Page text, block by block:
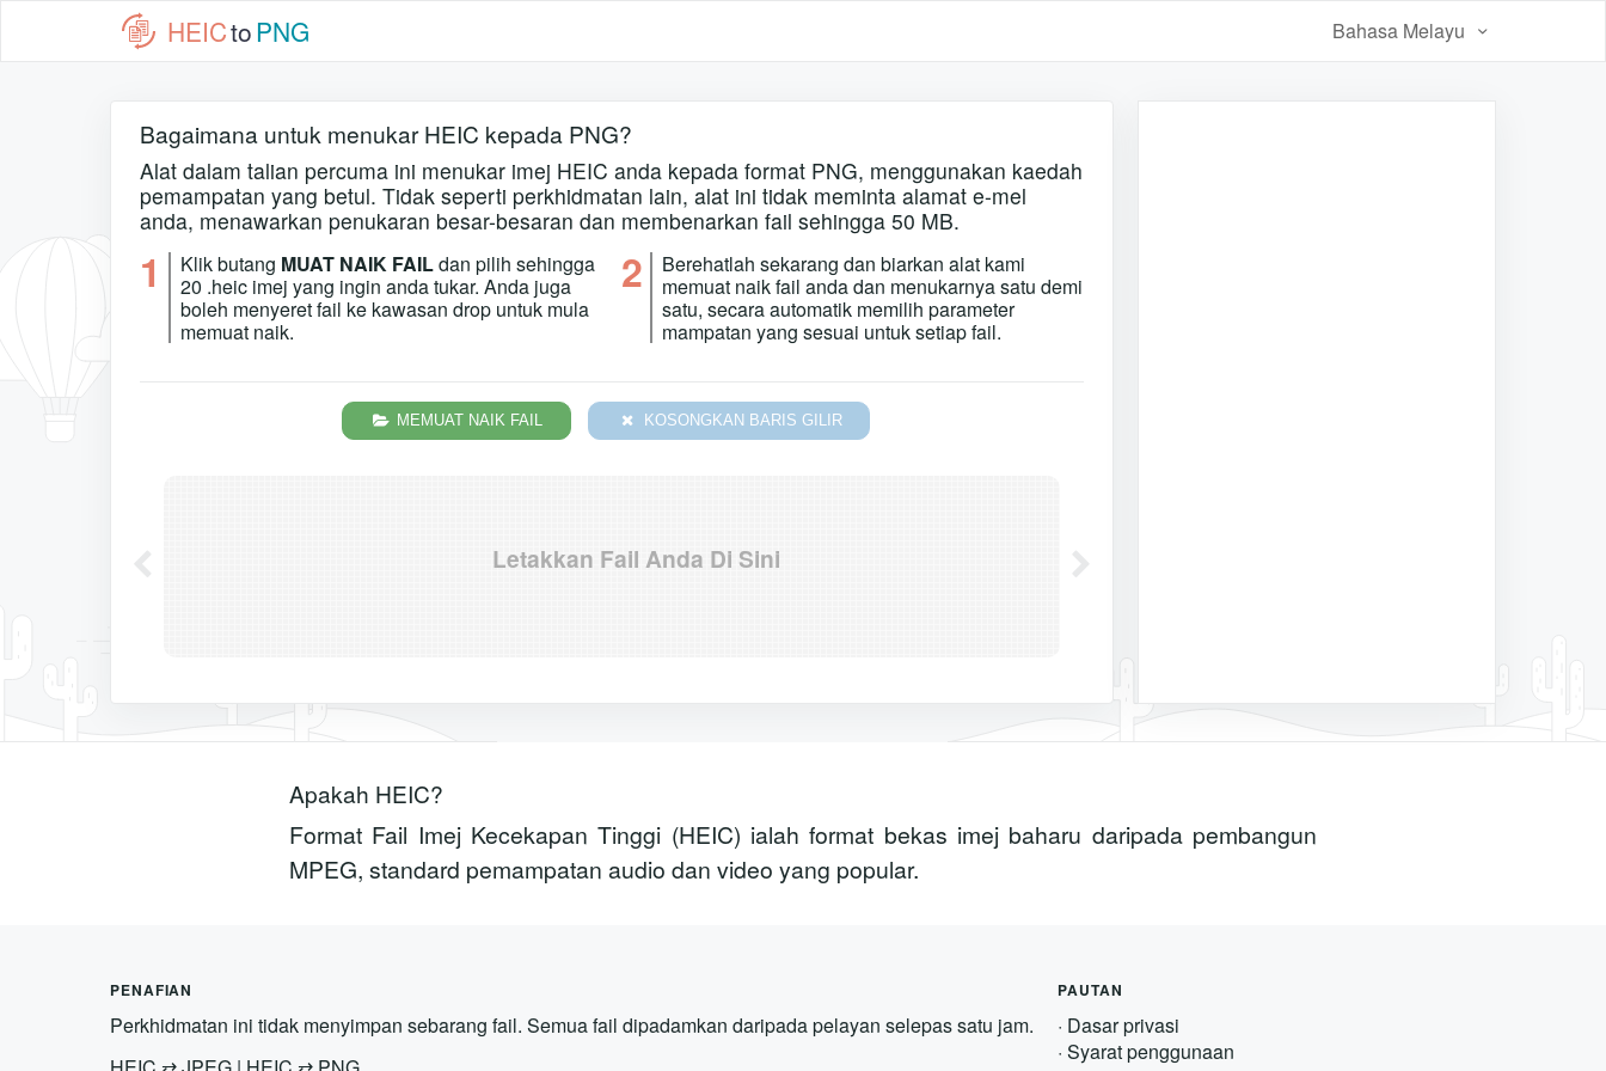
HEICto PNG Bahasa Melayu
Bagaimana untuk menukar HEIC kepada PNG?
Alat dalam talian percuma ini menukar imej HEIC anda kepada format PNG, menggunakan kaedah
pemampatan yang betul. Tidak seperti perkhidmatan lain, alat ini tidak meminta alamat e-mel
anda, menawarkan penukaran besar-besaran dan membenarkan fail sehingga 50 MB.
1 Klik butang MUAT NAIK FAILdan pilih sehingga
20 .heic imej yang ingin anda tukar. Anda juga
boleh menyeret fail ke kawasan drop untuk mula
memuat naik.
2
Berehatlah sekarang dan biarkan alat kami
memuat naik fail anda dan menukarnya satu demi
satu, secara automatik memilih parameter
mampatan yang sesuai untuk setiap fail.
MEMUAT NAIK FAIL KOSONGKAN BARIS GILIR
Letakkan Fail Anda Di Sini
Apakah HEIC?
Format Fail Imej Kecekapan Tinggi (HEIC) ialah format bekas imej baharu daripada pembangun
MPEG, standard pemampatan audio dan video yang popular.
PENAFIAN
Perkhidmatan ini tidak menyimpan sebarang fail. Semua fail dipadamkan daripada pelayan selepas satu jam.
PAUTAN
· Dasar privasi
· Syarat penggunaan